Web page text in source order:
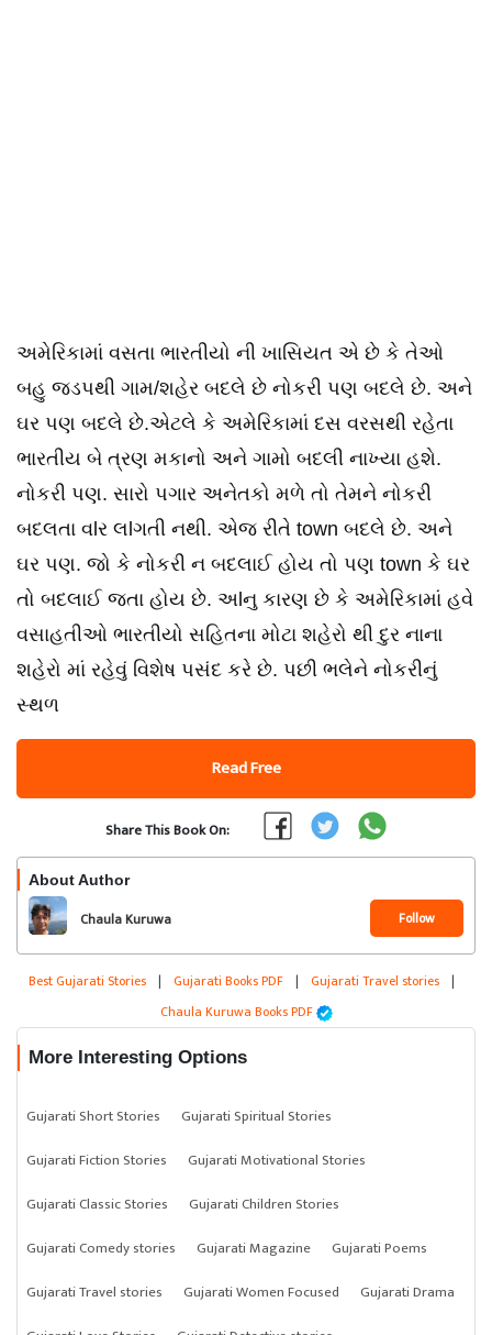
અમેરિકામાં વસતા ભારતીયો ની ખાસિયત એ છે કે તેઓ
બહુ જડપથી ગામ/શહેર બદલે છે નોકરી પણ બદલે છે. અને
ઘર પણ બદલે છે.એટલે કે અમેરિકામાં દસ વરસથી રહેતા
ભારતીય બે ત્રણ મકાનો અને ગામો બદલી નાખ્યા હશે.
નોકરી પણ. સારો પગાર અનેતકો મળે તો તેમને નોકરી
બદલતા વlર લlગતી નથી. એજ રીતે town બદલે છે. અને
ઘર પણ. જો કે નોકરી ન બદલાઈ હોય તો પણ town કે ઘર
તો બદલાઈ જતા હોય છે. અlનુ કારણ છે કે અમેરિકામાં હવે
વસાહતીઓ ભારતીયો સહિતના મોટા શહેરો થી દુર નાના
શહેરો માં રહેવું વિશેષ પસંદ કરે છે. પછી ભલેને નોકરીનું
સ્થળ
Read Free
Share This Book On:
About Author
Chaula Kuruwa Follow
Best Gujarati Stories | Gujarati Books PDF | Gujarati Travel stories |
Chaula Kuruwa Books PDF
More Interesting Options
Gujarati Short Stories
Gujarati Spiritual Stories
Gujarati Fiction Stories
Gujarati Motivational Stories
Gujarati Classic Stories
Gujarati Children Stories
Gujarati Comedy stories
Gujarati Magazine
Gujarati Poems
Gujarati Travel stories
Gujarati Women Focused
Gujarati Drama